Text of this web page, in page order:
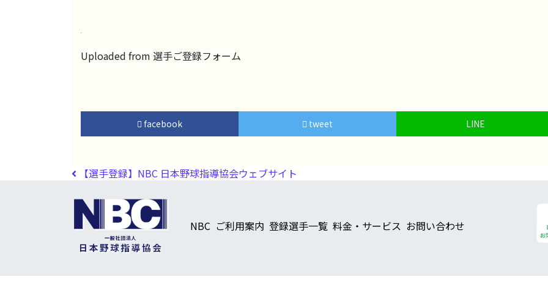
Uploaded from 選手ご登録フォーム
facebook tweet LINE
投稿ナビゲーション
【選手登録】NBC 日本野球指導協会ウェブサイト
NBC ご利用案内 登録選手一覧 料金・サービス お問い合わせ